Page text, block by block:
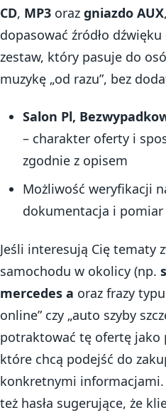
CD, MP3 oraz gniazdo AUX
dopasować źródło
zestaw, który pasuje do
muzykę „od razu”, bez
Salon Pl,
– charakter oferty i
zgodnie z opisem
Możliwość weryfikacji
dokumentacja i
Jeśli interesują Cię tematy
samochodu w okolicy (np.
mercedes a oraz frazy
online” czy „auto szyby
potraktować tę ofertę jako
które chcą podejść do
konkretnymi
też hasła sugerujące, że